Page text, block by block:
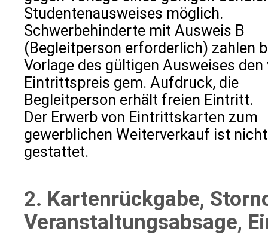
Studentenausweises möglich.
Schwerbehinderte mit Ausweis B
(Begleitperson erforderlich) zahlen
Vorlage des gültigen Ausweises den
Eintrittspreis gem. Aufdruck, die
Begleitperson erhält freien Eintritt.
Der Erwerb von Eintrittskarten zum
gewerblichen Weiterverkauf ist nicht
gestattet.
2. Kartenrückgabe,
Veranstaltungsabsage,